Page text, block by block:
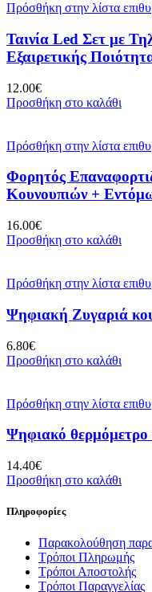
Πρόσθήκη στην λίστα
Ταινία Led Σετ με
Εξαιρετικής
12.00€
Προσθήκη στο καλάθι
Πρόσθήκη στην λίστα
Φορητός
Κουνουπιών +
16.00€
Προσθήκη στο καλάθι
Πρόσθήκη στην λίστα
Ψηφιακή Ζυγαριά
6.80€
Προσθήκη στο καλάθι
Πρόσθήκη στην λίστα
Ψηφιακό θερμόμετρο
14.40€
Προσθήκη στο καλάθι
Πληροφορίες
Παρακολούθηση
Τρόποι Πληρωμής
Τρόποι Αποστολής
Τρόποι Παραγγελίας